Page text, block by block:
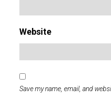
Website
Save my name, email, and